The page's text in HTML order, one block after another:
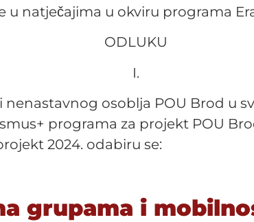
u natječajima u okviru programa
ODLUKU
I.
osoblja POU Brod u
programa za projekt POU
2024. odabiru se:
grupama i